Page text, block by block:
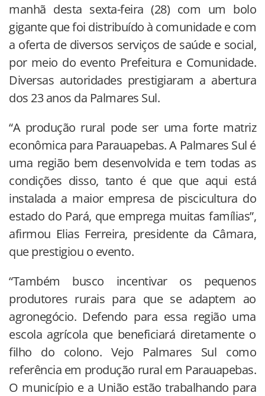
manhã desta sexta-feira (28) com um bolo
gigante que foi distribuído à comunidade e com
a oferta de diversos serviços de saúde e social,
por meio do evento Prefeitura e Comunidade.
Diversas autoridades prestigiaram a abertura
dos 23 anos da Palmares Sul.
“A produção rural pode ser uma forte matriz
econômica para Parauapebas. A Palmares Sul é
uma região bem desenvolvida e tem todas as
condições disso, tanto é que que aqui está
instalada a maior empresa de piscicultura do
estado do Pará, que emprega muitas famílias”,
afirmou Elias Ferreira, presidente da Câmara,
que prestigiou o evento.
“Também busco incentivar os pequenos
produtores rurais para que se adaptem ao
agronegócio. Defendo para essa região uma
escola agrícola que beneficiará diretamente o
filho do colono. Vejo Palmares Sul como
referência em produção rural em Parauapebas.
O município e a União estão trabalhando para